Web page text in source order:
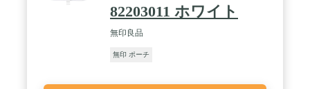
82203011 ホワイト
無印良品
無印 ポーチ